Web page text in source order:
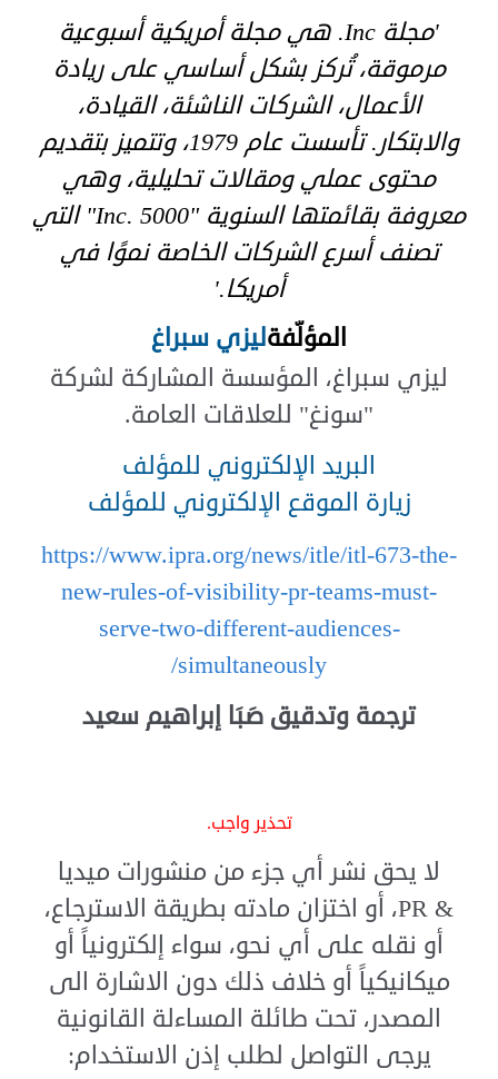
'مجلة Inc. هي مجلة أمريكية أسبوعية
مرموقة، تُركز بشكل أساسي على ريادة
الأعمال، الشركات الناشئة، القيادة،
والابتكار. تأسست عام 1979، وتتميز بتقديم
محتوى عملي ومقالات تحليلية، وهي
معروفة بقائمتها السنوية "Inc. 5000" التي
تصنف أسرع الشركات الخاصة نموًا في
أمريكا.'
المؤلّفةليزي سبراغ
ليزي سبراغ، المؤسسة المشاركة لشركة
"سونغ" للعلاقات العامة.
البريد الإلكتروني للمؤلف
زيارة الموقع الإلكتروني للمؤلف
https://www.ipra.org/news/itle/itl-673-the-
new-rules-of-visibility-pr-teams-must-
serve-two-different-audiences-
simultaneously/
ترجمة وتدقيق صَبَا إبراهيم سعيد
تحذير واجب.
لا يحق نشر أي جزء من منشورات ميديا
& PR، أو اختزان مادته بطريقة الاسترجاع،
أو نقله على أي نحو، سواء إلكترونياً أو
ميكانيكياً أو خلاف ذلك دون الاشارة الى
المصدر، تحت طائلة المساءلة القانونية
يرجى التواصل لطلب إذن الاستخدام: